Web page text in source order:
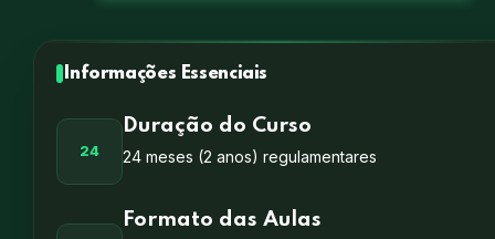
Informações Essenciais
24
Duração do Curso
24 meses (2 anos) regulamentares
Formato das Aulas